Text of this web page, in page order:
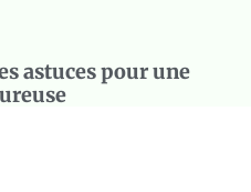
astuces pour une